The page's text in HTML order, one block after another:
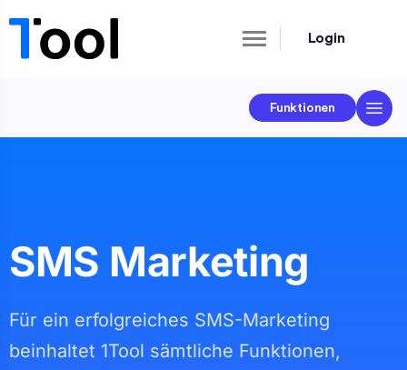
Login
Funktionen
SMS Marketing
Für ein erfolgreiches SMS-Marketing
beinhaltet 1Tool sämtliche Funktionen,